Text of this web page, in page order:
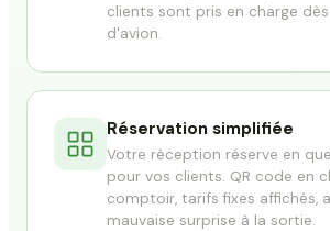
clients sont pris en charge
d'avion.
Réservation simplifiée
Votre réception réserve en
pour vos clients. QR code en
comptoir, tarifs fixes affichés,
mauvaise surprise à la sortie.